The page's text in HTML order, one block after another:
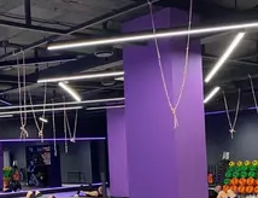
рассчитана на людей
и способствует
подвижности
тренировки